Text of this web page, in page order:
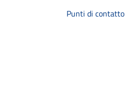
Punti di contatto